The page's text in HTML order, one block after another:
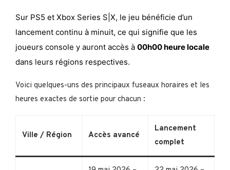
Sur PS5 et Xbox Series S|X, le jeu bénéficie d’un
lancement continu à minuit, ce qui signifie que les
joueurs console y auront accès à 00h00 heure locale
dans leurs régions respectives.
Voici quelques-uns des principaux fuseaux horaires et les
heures exactes de sortie pour chacun :
Ville / Région Accès avancé
Lancement
complet